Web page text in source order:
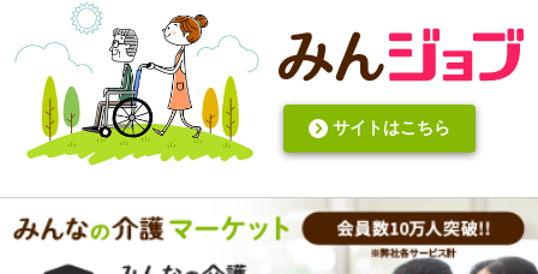
でいます。 介護士向いてないのかなと思う点は、体が細くて軽いと
ころ、細かなミスが多いところ、スピードが遅いところ、要領が悪
いところ、突発的なことがあると焦ってしまうところです。 あくま
で特養での経験からですが。 特養ほど介護度が高くないデイサービ
スみたいなところの方が合っているのかなとも思います。しかし運
転が苦手です（運転なしのところがあれば感激） グルホは、夜勤16
時間の場所がほとんどなのがネックです。猫を飼っているのであま
り長時間家を空けたくないです。 保育も介護とダメなら私は何がで
きるんだろう…と不安になります。 今の職場で、色々あって「頑張
って全部の勤務覚えます！（本採用目指します！）」って上司に言
っちゃったけど本当は自信ないです。 私の状況をどう思われます
し。うつ病の人じゃないんだから、できないことばかり言っ
たらストレスたまりませんか。
サイトはこちら